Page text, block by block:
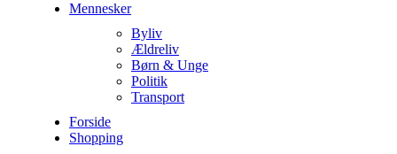
Mennesker
Byliv
Ældreliv
Børn & Unge
Politik
Transport
Forside
Shopping